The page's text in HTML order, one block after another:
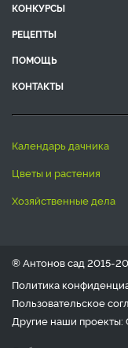
КОНКУРСЫ
РЕЦЕПТЫ
ПОМОЩЬ
КОНТАКТЫ
календарь дачника
цветы и растения
хозяйственные дела
® Антонов сад 2015-
Политика
Пользовательское
Другие наши проекты: